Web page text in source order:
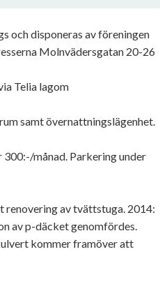
och disponeras av föreningen
Molnvädersgatan 20-26
Telia lagom
samt övernattningslägenhet.
månad. Parkering under
renovering av tvättstuga. 2014:
av p-däcket genomfördes.
kommer framöver att